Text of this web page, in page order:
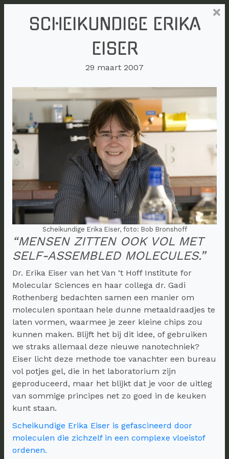
SCHEIKUNDIGE ERIKA
EISER
29 maart 2007
Scheikundige Erika Eiser, foto: Bob Bronshoff
“MENSEN ZITTEN OOK VOL MET
SELF-ASSEMBLED MOLECULES.”
Dr. Erika Eiser van het Van ‘t Hoff Institute for
Molecular Sciences en haar collega dr. Gadi
Rothenberg bedachten samen een manier om
moleculen spontaan hele dunne metaaldraadjes te
laten vormen, waarmee je zeer kleine chips zou
kunnen maken. Blijft het bij dit idee, of gebruiken
we straks allemaal deze nieuwe nanotechniek?
Eiser licht deze methode toe vanachter een bureau
vol potjes gel, die in het laboratorium zijn
geproduceerd, maar het blijkt dat je voor de uitleg
van sommige principes net zo goed in de keuken
kunt staan.
Scheikundige Erika Eiser is gefascineerd door
moleculen die zichzelf in een complexe vloeistof
ordenen.